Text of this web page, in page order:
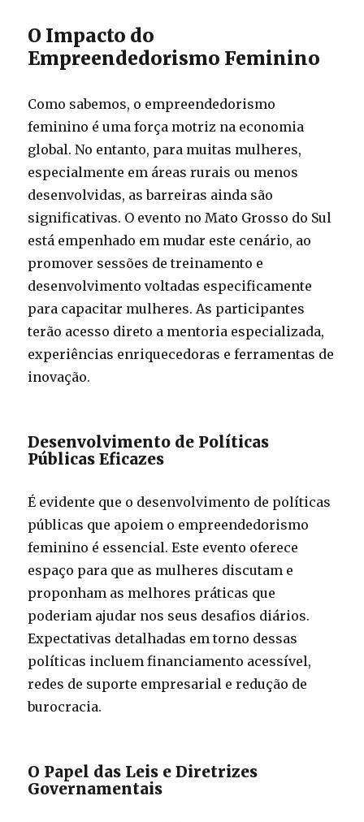
O Impacto do
Empreendedorismo Feminino
Como sabemos, o empreendedorismo
feminino é uma força motriz na economia
global. No entanto, para muitas mulheres,
especialmente em áreas rurais ou menos
desenvolvidas, as barreiras ainda são
significativas. O evento no Mato Grosso do Sul
está empenhado em mudar este cenário, ao
promover sessões de treinamento e
desenvolvimento voltadas especificamente
para capacitar mulheres. As participantes
terão acesso direto a mentoria especializada,
experiências enriquecedoras e ferramentas de
inovação.
Desenvolvimento de Políticas
Públicas Eficazes
É evidente que o desenvolvimento de políticas
públicas que apoiem o empreendedorismo
feminino é essencial. Este evento oferece
espaço para que as mulheres discutam e
proponham as melhores práticas que
poderiam ajudar nos seus desafios diários.
Expectativas detalhadas em torno dessas
políticas incluem financiamento acessível,
redes de suporte empresarial e redução de
burocracia.
O Papel das Leis e Diretrizes
Governamentais